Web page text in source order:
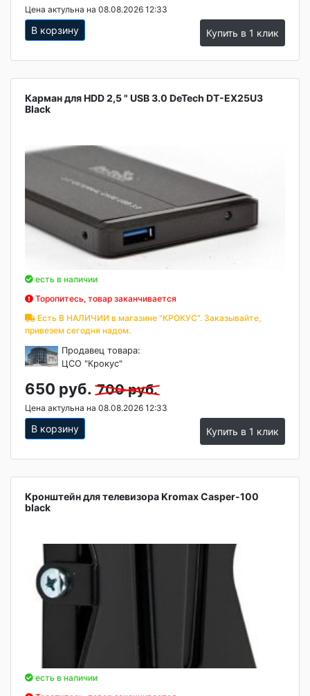
Цена актульна на 08.08.2026 12:33
В корзину Купить в 1 клик
Карман для HDD 2,5 " USB 3.0 DeTech DT-EX25U3
Black
есть в наличии
Торопитесь, товар заканчивается
Есть В НАЛИЧИИ в магазине "КРОКУС". Заказывайте,
привезем сегодня надом.
Продавец товара:
ЦСО "Крокус"
650 руб. 700 руб.
Цена актульна на 08.08.2026 12:33
В корзину Купить в 1 клик
Кронштейн для телевизора Kromax Casper-100
black
есть в наличии